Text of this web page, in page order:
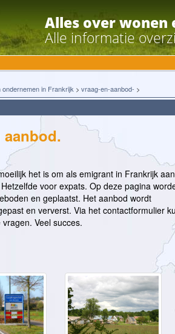
Alles over wonen
Alle informatie
ondernemen in Frankrijk > vraag-en-aanbod- >
aanbod.
het is om als emigrant in Frankrijk aan
voor expats. Op deze pagina
en geplaatst. Het aanbod wordt
en ververst. Via het contactformulier
Veel succes.